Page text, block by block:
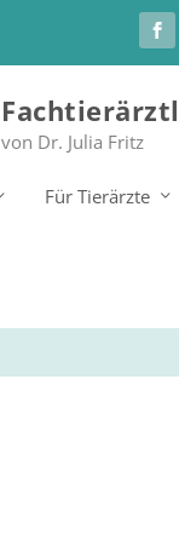
von Dr. Julia Fritz
Für Tierärzte